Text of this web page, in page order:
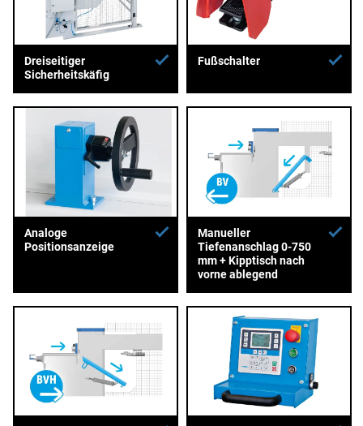
Dreiseitiger
Sicherheitskäfig
Fußschalter
Analoge
Positionsanzeige
Manueller
Tiefenanschlag 0-750
mm + Kipptisch nach
vorne ablegend